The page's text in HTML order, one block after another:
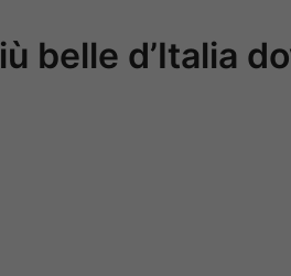
belle d’Italia